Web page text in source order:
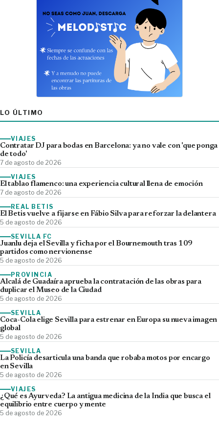
LO ÚLTIMO
VIAJES
Contratar DJ para bodas en Barcelona: ya no vale con 'que ponga
de todo'
7 de agosto de 2026
VIAJES
El tablao flamenco: una experiencia cultural llena de emoción
7 de agosto de 2026
REAL BETIS
El Betis vuelve a fijarse en Fábio Silva para reforzar la delantera
5 de agosto de 2026
SEVILLA FC
Juanlu deja el Sevilla y ficha por el Bournemouth tras 109
partidos como nervionense
5 de agosto de 2026
PROVINCIA
Alcalá de Guadaíra aprueba la contratación de las obras para
duplicar el Museo de la Ciudad
5 de agosto de 2026
SEVILLA
Coca-Cola elige Sevilla para estrenar en Europa su nueva imagen
global
5 de agosto de 2026
SEVILLA
La Policía desarticula una banda que robaba motos por encargo
en Sevilla
5 de agosto de 2026
VIAJES
¿Qué es Ayurveda? La antigua medicina de la India que busca el
equilibrio entre cuerpo y mente
5 de agosto de 2026